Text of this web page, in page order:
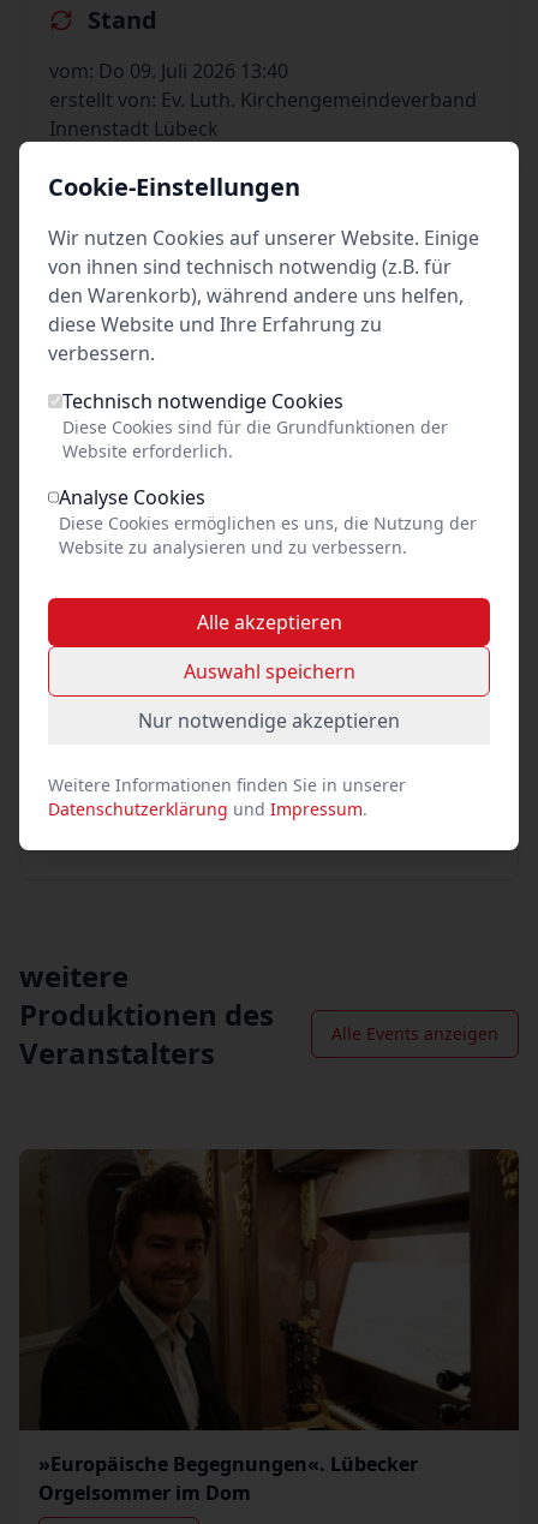
Stand
vom: Do 09. Juli 2026 13:40
erstellt von: Ev. Luth. Kirchengemeindeverband
Innenstadt Lübeck
Preis unbekannt
pro Person
Event teilen
Link kopieren
X (vormals Twitter)
WhatsApp
weitere
Produktionen des
Veranstalters
Alle Events anzeigen
»Europäische Begegnungen«. Lübecker
Orgelsommer im Dom
Cookie-Einstellungen
Wir nutzen Cookies auf unserer Website. Einige
von ihnen sind technisch notwendig (z.B. für
den Warenkorb), während andere uns helfen,
diese Website und Ihre Erfahrung zu
verbessern.
Technisch notwendige Cookies
Diese Cookies sind für die Grundfunktionen der
Website erforderlich.
Analyse Cookies
Diese Cookies ermöglichen es uns, die Nutzung der
Website zu analysieren und zu verbessern.
Alle akzeptieren
Auswahl speichern
Nur notwendige akzeptieren
Weitere Informationen finden Sie in unserer
Datenschutzerklärung und Impressum.